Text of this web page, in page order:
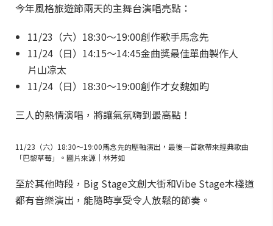
今年風格旅遊節兩天的主舞台演唱亮點：
11/23（六）18:30～19:00創作歌手馬念先
11/24（日）14:15～14:45金曲獎最佳單曲製作人
片山凉太
11/24（日）18:30～19:00創作才女魏如昀
三人的熱情演唱，將讓氣氛嗨到最高點！
11/23（六）18:30～19:00馬念先的壓軸演出，最後一首歌帶來經典歌曲
「巴黎草莓」。圖片來源｜林芳如
至於其他時段，Big Stage文創大街和Vibe Stage木棧道
都有音樂演出，能隨時享受令人放鬆的節奏。